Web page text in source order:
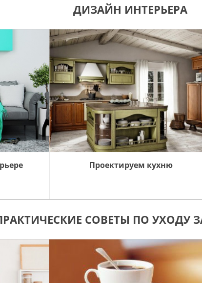
ДИЗАЙН ИНТЕРЬЕРА
Проектируем кухню
СОВЕТЫ ПО УХОДУ